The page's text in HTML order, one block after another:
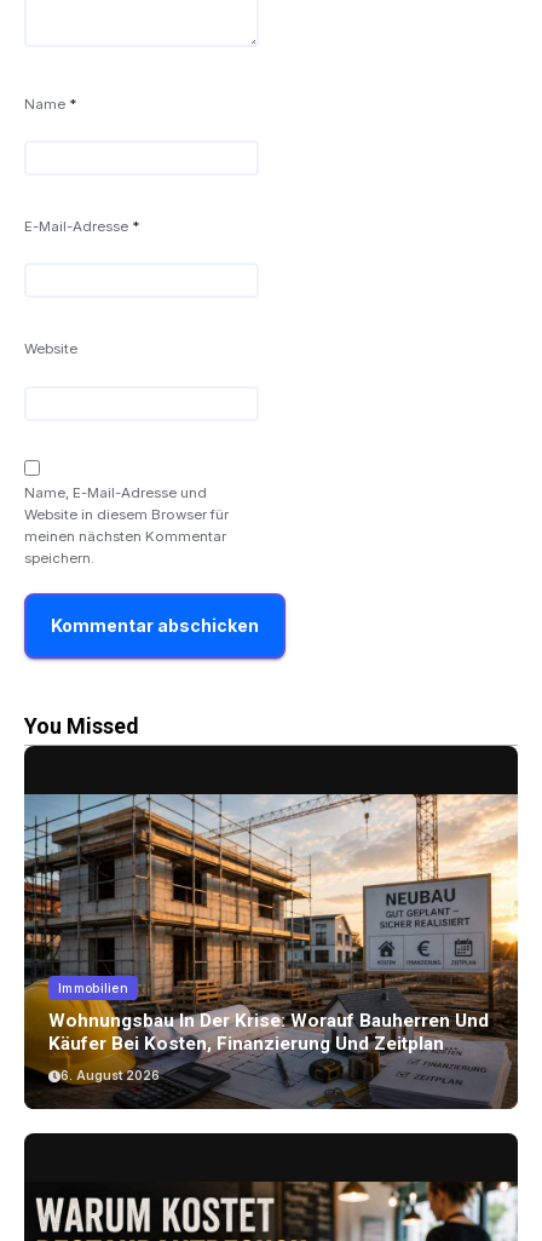
Name *
E-Mail-Adresse *
Website
Name, E-Mail-Adresse und
Website in diesem Browser für
meinen nächsten Kommentar
speichern.
You Missed
Immobilien
Wohnungsbau In Der Krise: Worauf Bauherren Und
Käufer Bei Kosten, Finanzierung Und Zeitplan
Achten Sollten
6. August 2026